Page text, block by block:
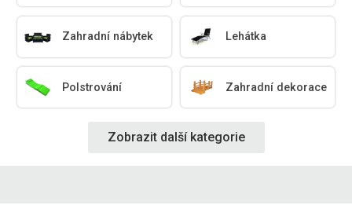
Zahradní nábytek Lehátka
Polstrování Zahradní dekorace
Zobrazit další kategorie